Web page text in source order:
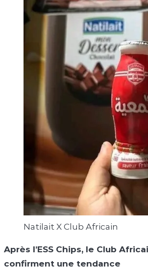
Natilait X Club Africain
Après l’ESS Chips, le Club
confirment une tendance